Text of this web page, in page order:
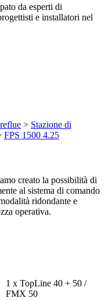
da esperti di
e installatori nel
> Stazione di
FPS 1500 4.25
creato la possibilità di
al sistema di comando
ridondante e
operativa.
1 x TopLine 40 + 50 /
FMX 50